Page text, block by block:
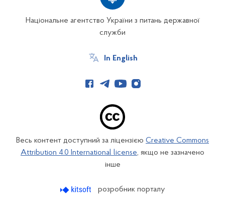
Національне агентство України з питань державної
служби
In English
Весь контент доступний за ліцензією Creative Commons
Attribution 4.0 International license, якщо не зазначено
інше
розробник порталу